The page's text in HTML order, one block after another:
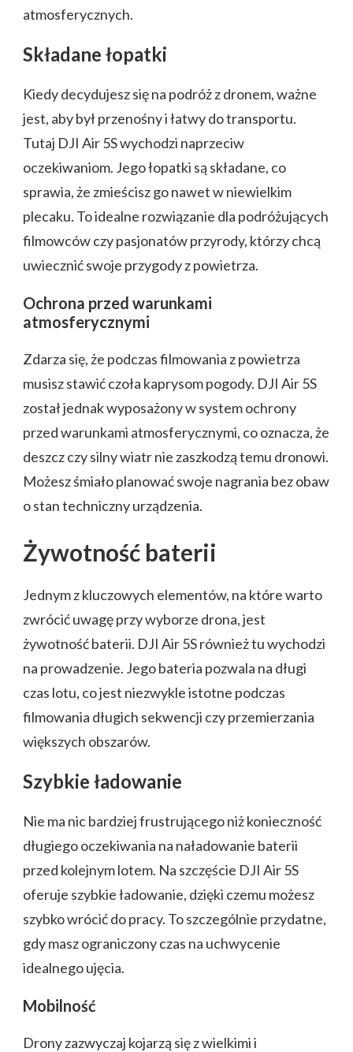
atmosferycznych.
Składane łopatki
Kiedy decydujesz się na podróż z dronem, ważne
jest, aby był przenośny i łatwy do transportu.
Tutaj DJI Air 5S wychodzi naprzeciw
oczekiwaniom. Jego łopatki są składane, co
sprawia, że zmieścisz go nawet w niewielkim
plecaku. To idealne rozwiązanie dla podróżujących
filmowców czy pasjonatów przyrody, którzy chcą
uwiecznić swoje przygody z powietrza.
Ochrona przed warunkami
atmosferycznymi
Zdarza się, że podczas filmowania z powietrza
musisz stawić czoła kaprysom pogody. DJI Air 5S
został jednak wyposażony w system ochrony
przed warunkami atmosferycznymi, co oznacza, że
deszcz czy silny wiatr nie zaszkodzą temu dronowi.
Możesz śmiało planować swoje nagrania bez obaw
o stan techniczny urządzenia.
Żywotność baterii
Jednym z kluczowych elementów, na które warto
zwrócić uwagę przy wyborze drona, jest
żywotność baterii. DJI Air 5S również tu wychodzi
na prowadzenie. Jego bateria pozwala na długi
czas lotu, co jest niezwykle istotne podczas
filmowania długich sekwencji czy przemierzania
większych obszarów.
Szybkie ładowanie
Nie ma nic bardziej frustrującego niż konieczność
długiego oczekiwania na naładowanie baterii
przed kolejnym lotem. Na szczęście DJI Air 5S
oferuje szybkie ładowanie, dzięki czemu możesz
szybko wrócić do pracy. To szczególnie przydatne,
gdy masz ograniczony czas na uchwycenie
idealnego ujęcia.
Mobilność
Drony zazwyczaj kojarzą się z wielkimi i